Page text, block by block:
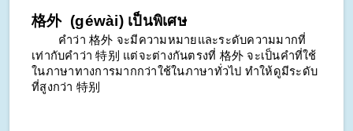
格外 (géwài) เป็นพิเศษ
คำว่า 格外 จะมีความหมายและระดับความมากที่
เท่ากับคำว่า 特别 แต่จะต่างกันตรงที่ 格外 จะเป็นคำที่ใช้
ในภาษาทางการมากกว่าใช้ในภาษาทั่วไป ทำให้ดูมีระดับ
ที่สูงกว่า 特别